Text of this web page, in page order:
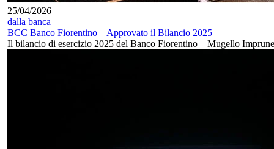
25/04/2026
dalla banca
BCC Banco Fiorentino – Approvato il Bilancio 2025
Il bilancio di esercizio 2025 del Banco Fiorentino – Mugello